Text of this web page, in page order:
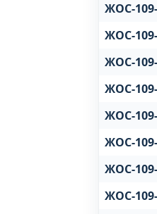
ЖОС-
ЖОС-
ЖОС-
ЖОС-
ЖОС-
ЖОС-
ЖОС-
ЖОС-